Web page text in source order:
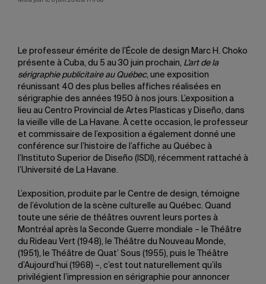
Le professeur émérite de l’École de design Marc H. Choko
présente à Cuba, du 5 au 30 juin prochain, L’art de la
sérigraphie publicitaire au Québec, une exposition
réunissant 40 des plus belles affiches réalisées en
sérigraphie des années 1950 à nos jours. L’exposition a
lieu au Centro Provincial de Artes Plasticas y Diseño, dans
la vieille ville de La Havane. À cette occasion, le professeur
et commissaire de l’exposition a également donné une
conférence sur l’histoire de l’affiche au Québec à
l’Instituto Superior de Diseño (ISDI), récemment rattaché à
l’Université de La Havane.
L’exposition, produite par le Centre de design, témoigne
de l’évolution de la scène culturelle au Québec. Quand
toute une série de théâtres ouvrent leurs portes à
Montréal après la Seconde Guerre mondiale – le Théâtre
du Rideau Vert (1948), le Théâtre du Nouveau Monde,
(1951), le Théâtre de Quat’ Sous (1955), puis le Théâtre
d’Aujourd’hui (1968) –, c’est tout naturellement qu’ils
privilégient l’impression en sérigraphie pour annoncer